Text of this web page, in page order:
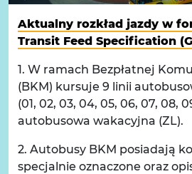
Aktualny rozkład jazdy w
Transit Feed Specification
1. W ramach Bezpłatnej
(BKM) kursuje 9 linii
(01, 02, 03, 04, 05, 06, 07, 08,
autobusowa wakacyjna (ZL).
2. Autobusy BKM posiadają
specjalnie oznaczone oraz